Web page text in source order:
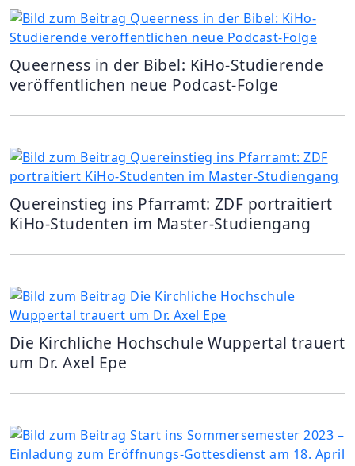
Queerness in der Bibel: KiHo-Studierende
veröffentlichen neue Podcast-Folge
Quereinstieg ins Pfarramt: ZDF portraitiert
KiHo-Studenten im Master-Studiengang
Die Kirchliche Hochschule Wuppertal trauert
um Dr. Axel Epe